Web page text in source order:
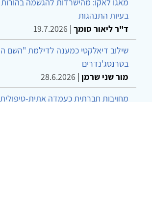
בעיות התנהגות
ד"ר ליאור סומך |
19.7.2026
שילוב דיאלקטי כמענה לדילמת "השם
בטרנסג'נדרים
מור שני שרמן |
28.6.2026
מחויבות חברתית כעמדה אתית-